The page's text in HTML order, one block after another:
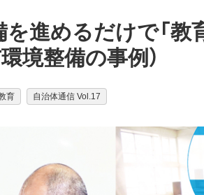
を進めるだけで「教
境整備の事例）
育 自治体通信 Vol.17